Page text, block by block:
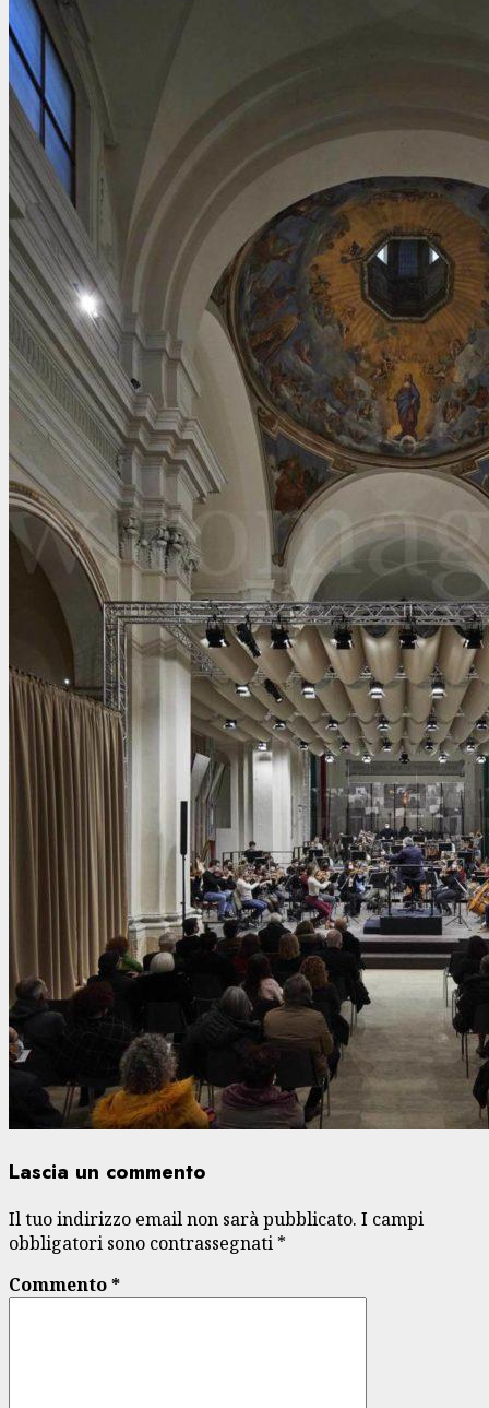
Lascia un commento
Il tuo indirizzo email non sarà pubblicato. I campi
obbligatori sono contrassegnati *
Commento*